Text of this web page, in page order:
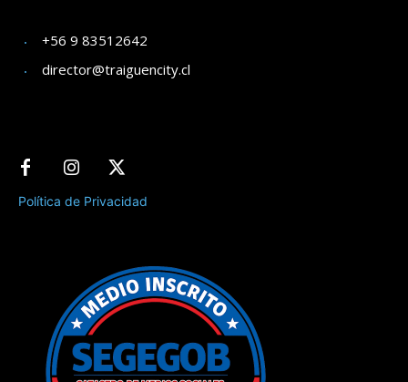
+56 9 83512642
director@traiguencity.cl
Política de Privacidad